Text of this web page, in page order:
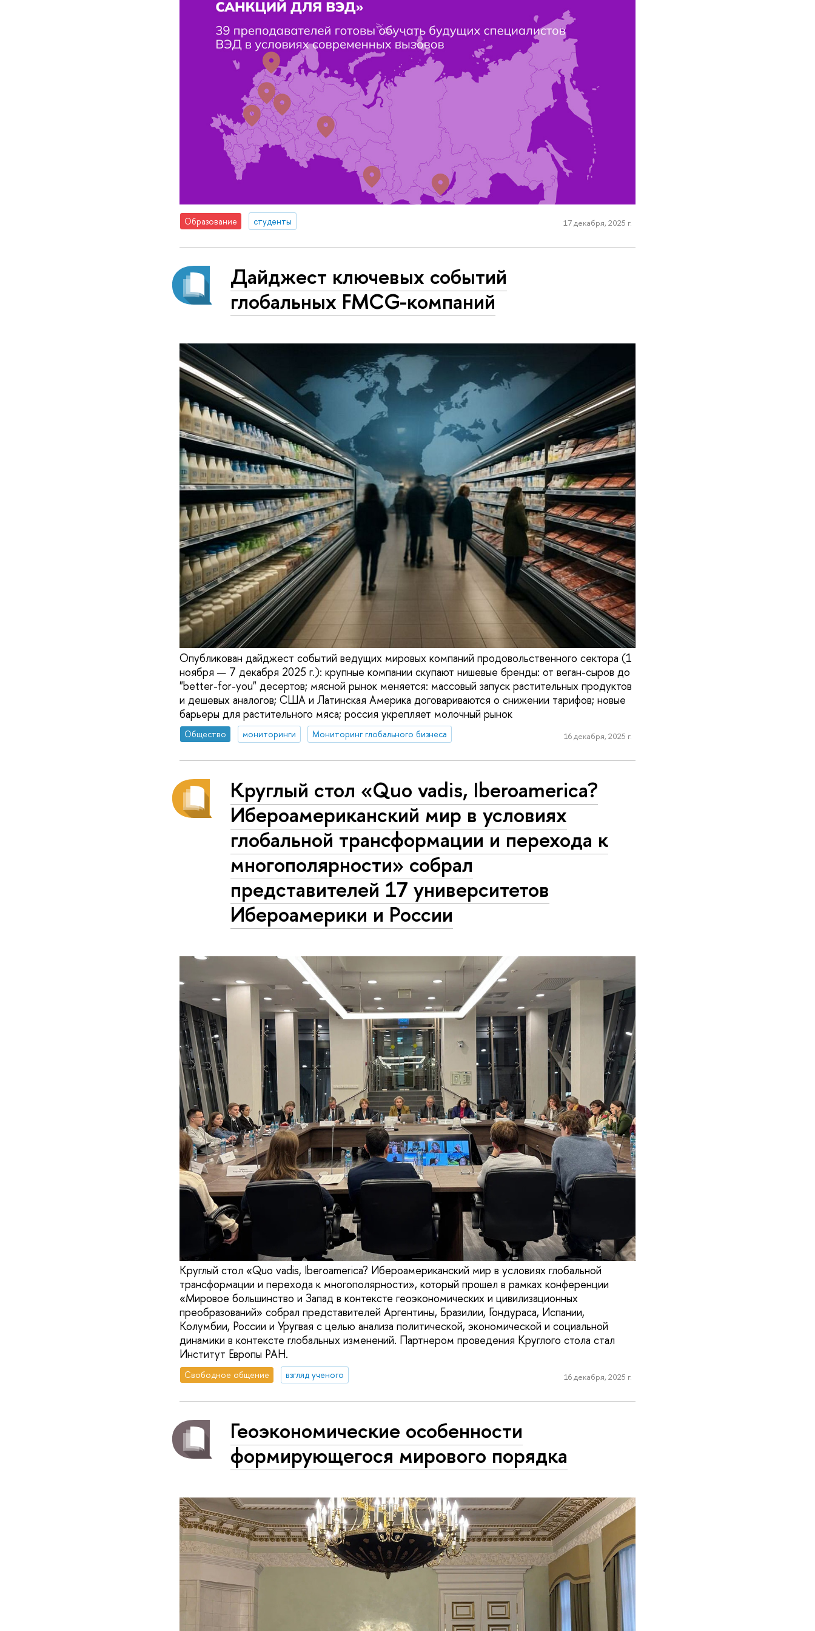
Образование студенты 17 декабря, 2025 г.
Дайджест ключевых событий
глобальных FMCG-компаний
Опубликован дайджест событий ведущих мировых компаний продовольственного сектора (1
ноября — 7 декабря 2025 г.): крупные компании скупают нишевые бренды: от веган-сыров до
"better-for-you" десертов; мясной рынок меняется: массовый запуск растительных продуктов
и дешевых аналогов; США и Латинская Америка договариваются о снижении тарифов; новые
барьеры для растительного мяса; россия укрепляет молочный рынок
Общество мониторинги Мониторинг глобального бизнеса 16 декабря, 2025 г.
Круглый стол «Quo vadis, Iberoamerica?
Ибероамериканский мир в условиях
глобальной трансформации и перехода к
многополярности» собрал
представителей 17 университетов
Ибероамерики и России
Круглый стол «Quo vadis, Iberoamerica? Ибероамериканский мир в условиях глобальной
трансформации и перехода к многополярности», который прошел в рамках конференции
«Мировое большинство и Запад в контексте геоэкономических и цивилизационных
преобразований» собрал представителей Аргентины, Бразилии, Гондураса, Испании,
Колумбии, России и Уругвая с целью анализа политической, экономической и социальной
динамики в контексте глобальных изменений. Партнером проведения Круглого стола стал
Институт Европы РАН.
Свободное общение взгляд ученого 16 декабря, 2025 г.
Геоэкономические особенности
формирующегося мирового порядка